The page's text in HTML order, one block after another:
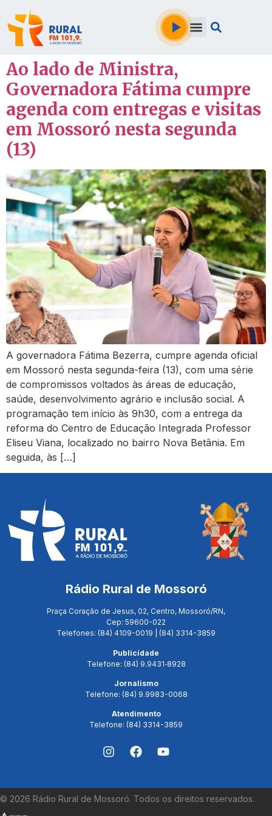
Ao lado de Ministra,
Governadora Fátima cumpre
agenda com entregas e visitas
em Mossoró nesta segunda
(13)
A governadora Fátima Bezerra, cumpre agenda oficial
em Mossoró nesta segunda-feira (13), com uma série
de compromissos voltados às áreas de educação,
saúde, desenvolvimento agrário e inclusão social. A
programação tem início às 9h30, com a entrega da
reforma do Centro de Educação Integrada Professor
Eliseu Viana, localizado no bairro Nova Betânia. Em
seguida, às […]
Rádio Rural de Mossoró
Praça Coração de Jesus, 02, Centro, Mossoró/RN,
Cep: 59600-022
Telefones: (84) 4109-0019 | (84) 3314-3859
Publicidade
Telefone: (84) 9.9431‑8928
Jornalismo
Telefone: (84) 9.9983-0068
Atendimento
Telefone: (84) 3314-3859
© 2026 Rádio Rural de Mossoró. Todos os direitos reservados.